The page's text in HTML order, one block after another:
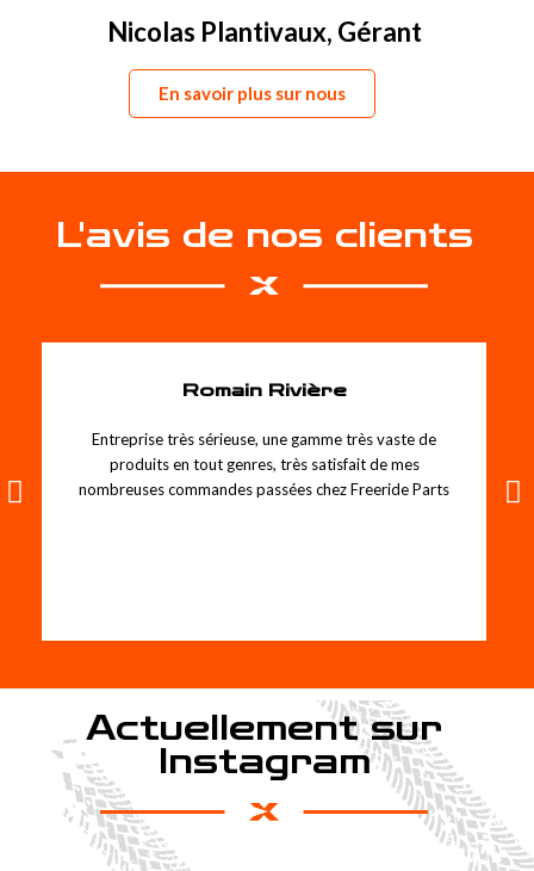
Nicolas Plantivaux, Gérant
En savoir plus sur nous
L'avis de nos clients
Entreprise très sérieuse, une gamme très vaste de
produits en tout genres, très satisfait de mes
nombreuses commandes passées chez Freeride Parts
Romain Rivière
Actuellement sur
Instagram